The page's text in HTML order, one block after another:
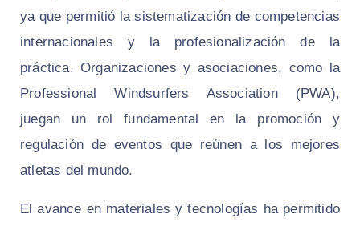
ya que permitió la sistematización de competencias
internacionales y la profesionalización de la
práctica. Organizaciones y asociaciones, como la
Professional Windsurfers Association (PWA),
juegan un rol fundamental en la promoción y
regulación de eventos que reúnen a los mejores
atletas del mundo.
El avance en materiales y tecnologías ha permitido